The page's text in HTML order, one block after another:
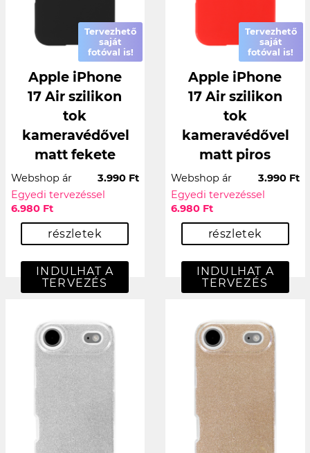
Tervezhető
saját
fotóval is!
Apple iPhone
17 Air szilikon
tok
kameravédővel
matt fekete
Webshop ár
3.990 Ft
Egyedi tervezéssel
6.980 Ft
részletek
INDULHAT A
TERVEZÉS
Tervezhető
saját
fotóval is!
Apple iPhone
17 Air szilikon
tok
kameravédővel
matt piros
Webshop ár
3.990 Ft
Egyedi tervezéssel
6.980 Ft
részletek
INDULHAT A
TERVEZÉS